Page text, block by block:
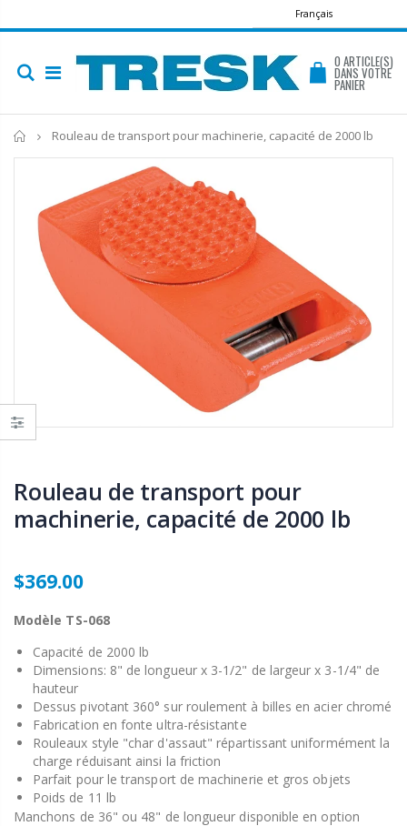
Français
0 ARTICLE(S)
DANS VOTRE
PANIER
Accueil
Rouleau de transport pour machinerie, capacité de 2000 lb
Rouleau de transport pour
machinerie, capacité de 2000 lb
$369.00
Modèle TS-068
Capacité de 2000 lb
Dimensions: 8" de longueur x 3-1/2" de largeur x 3-1/4" de
hauteur
Dessus pivotant 360° sur roulement à billes en acier chromé
Fabrication en fonte ultra-résistante
Rouleaux style "char d'assaut" répartissant uniformément la
charge réduisant ainsi la friction
Parfait pour le transport de machinerie et gros objets
Poids de 11 lb
Manchons de 36" ou 48" de longueur disponible en option